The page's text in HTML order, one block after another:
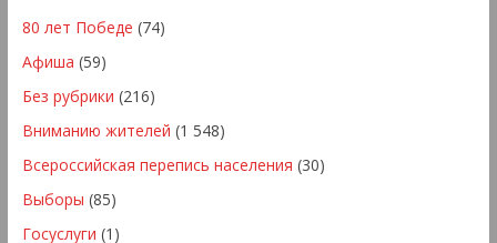
80 лет Победе (74)
Афиша (59)
Без рубрики (216)
Вниманию жителей (1 548)
Всероссийская перепись населения (30)
Выборы (85)
Госуслуги (1)